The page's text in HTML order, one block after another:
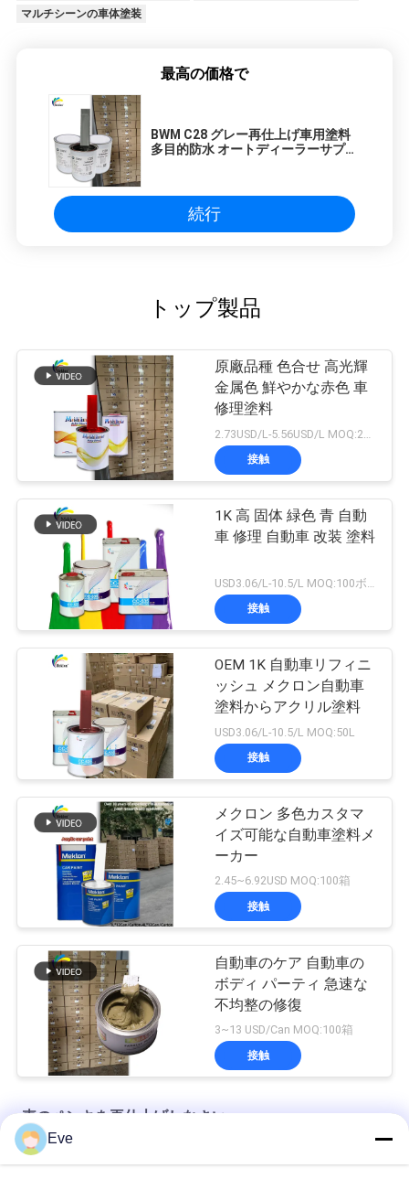
マルチシーンの車体塗装
最高の価格で
BWM C28 グレー再仕上げ車用塗料
多目的防水 オートディーラーサプラ
続行
トップ製品
原廠品種 色合せ 高光輝
金属色 鮮やかな赤色 車
修理塗料
2.73USD/L-5.56USD/L MOQ:200L
接触
1K 高 固体 緑色 青 自動
車 修理 自動車 改装 塗料
接触
OEM 1K 自動車リフィニ
ッシュ メクロン自動車
塗料からアクリル塗料
USD3.06/L-10.5/L MOQ:50L
接触
メクロン 多色カスタマ
イズ可能な自動車塗料メ
ーカー
2.45~6.92USD MOQ:100箱
接触
自動車のケア 自動車の
ボディ パーティ 急速な
不均整の修復
3~13 USD/Can MOQ:100箱
接触
車のペンキを再仕上げしなさい
Eve